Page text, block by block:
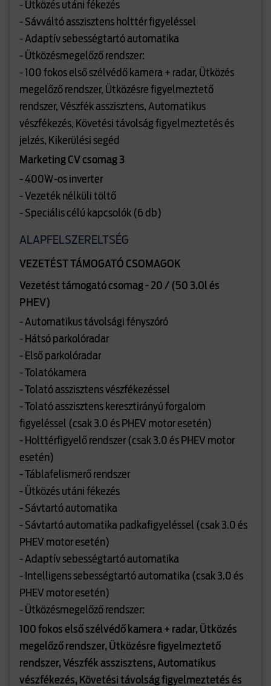
- Ütközés utáni fékezés
- Sávváltó asszisztens holttér figyeléssel
- Adaptív sebességtartó automatika
- Ütközésmegelőző rendszer:
- 100 fokos első szélvédő kamera + radar, Ütközés
megelőző rendszer, Ütközésre figyelmeztető
rendszer, Vészfék asszisztens, Automatikus
vészfékezés, Követési távolság figyelmeztetés és
jelzés, Kikerülési segéd
Marketing CV csomag 3
- 400W-os inverter
- Vezeték nélküli töltő
- Speciális célú kapcsolók (6 db)
ALAPFELSZERELTSÉG
VEZETÉST TÁMOGATÓ CSOMAGOK
Vezetést támogató csomag - 20 / (50 3.0l és
PHEV)
- Automatikus távolsági fényszóró
- Hátsó parkolóradar
- Első parkolóradar
- Tolatókamera
- Tolató asszisztens vészfékezéssel
- Tolató asszisztens keresztirányú forgalom
figyeléssel (csak 3.0 és PHEV motor esetén)
- Holttérfigyelő rendszer (csak 3.0 és PHEV motor
esetén)
- Táblafelismerő rendszer
- Ütközés utáni fékezés
- Sávtartó automatika
- Sávtartó automatika padkafigyeléssel (csak 3.0 és
PHEV motor esetén)
- Adaptív sebességtartó automatika
- Intelligens sebességtartó automatika (csak 3.0 és
PHEV motor esetén)
- Ütközésmegelőző rendszer:
100 fokos első szélvédő kamera + radar, Ütközés
megelőző rendszer, Ütközésre figyelmeztető
rendszer, Vészfék asszisztens, Automatikus
vészfékezés, Követési távolság figyelmeztetés és